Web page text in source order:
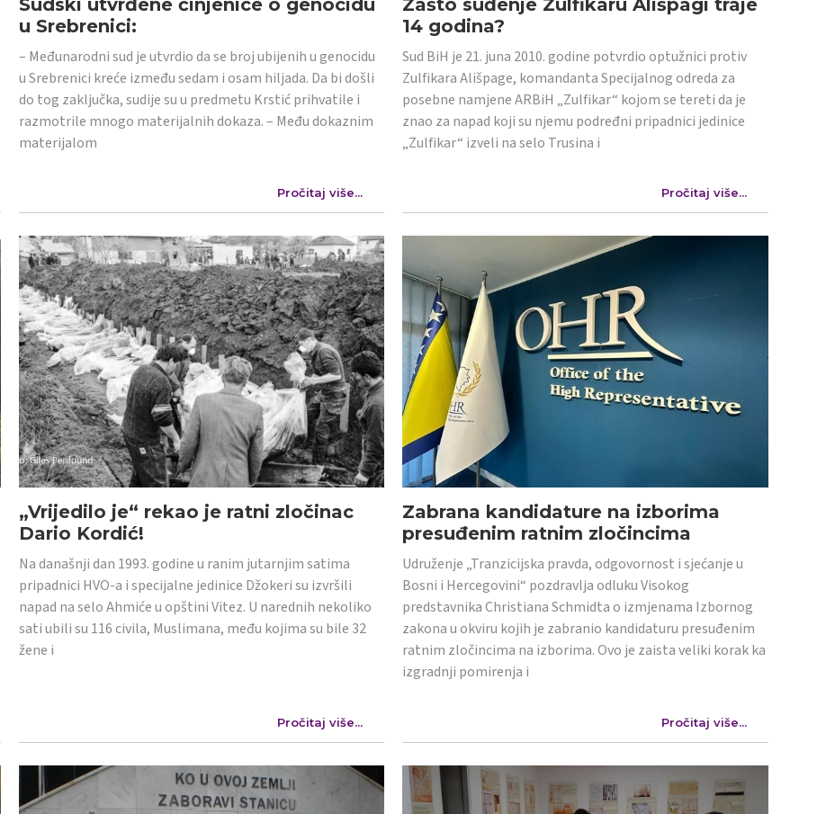
u Srebrenici:
– Međunarodni sud je utvrdio da se broj ubijenih u genocidu
u Srebrenici kreće između sedam i osam hiljada. Da bi došli
do tog zaključka, sudije su u predmetu Krstić prihvatile i
razmotrile mnogo materijalnih dokaza. – Među dokaznim
materijalom
Pročitaj više...
14 godina?
Sud BiH je 21. juna 2010. godine potvrdio optužnici protiv
Zulfikara Ališpage, komandanta Specijalnog odreda za
posebne namjene ARBiH „Zulfikar“ kojom se tereti da je
znao za napad koji su njemu podređni pripadnici jedinice
„Zulfikar“ izveli na selo Trusina i
Pročitaj više...
„Vrijedilo je“ rekao je ratni zločinac
Dario Kordić!
Na današnji dan 1993. godine u ranim jutarnjim satima
pripadnici HVO-a i specijalne jedinice Džokeri su izvršili
napad na selo Ahmiće u opštini Vitez. U narednih nekoliko
sati ubili su 116 civila, Muslimana, među kojima su bile 32
žene i
Pročitaj više...
Zabrana kandidature na izborima
presuđenim ratnim zločincima
Udruženje „Tranzicijska pravda, odgovornost i sjećanje u
Bosni i Hercegovini“ pozdravlja odluku Visokog
predstavnika Christiana Schmidta o izmjenama Izbornog
zakona u okviru kojih je zabranio kandidaturu presuđenim
ratnim zločincima na izborima. Ovo je zaista veliki korak ka
izgradnji pomirenja i
Pročitaj više...